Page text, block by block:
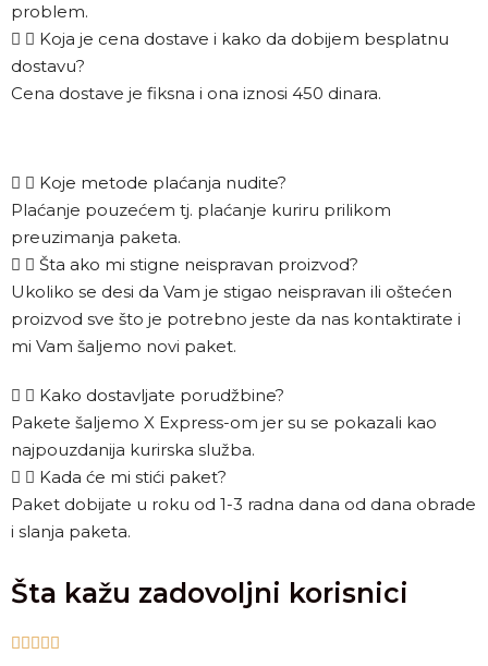
problem.
Koja je cena dostave i kako da dobijem besplatnu
dostavu?
Cena dostave je fiksna i ona iznosi 450 dinara.
Koje metode plaćanja nudite?
Plaćanje pouzećem tj. plaćanje kuriru prilikom
preuzimanja paketa.
Šta ako mi stigne neispravan proizvod?
Ukoliko se desi da Vam je stigao neispravan ili oštećen
proizvod sve što je potrebno jeste da nas kontaktirate i
mi Vam šaljemo novi paket.
Kako dostavljate porudžbine?
Pakete šaljemo X Express-om jer su se pokazali kao
najpouzdanija kurirska služba.
Kada će mi stići paket?
Paket dobijate u roku od 1-3 radna dana od dana obrade
i slanja paketa.
Šta kažu zadovoljni korisnici
    